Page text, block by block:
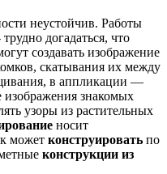
неустойчив. Работы
догадаться, что
создавать изображение
скатывания их между
в аппликации —
изображения знакомых
узоры из растительных
носит
может конструировать по
конструкции из